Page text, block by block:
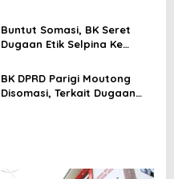
Buntut Somasi, BK Seret
Dugaan Etik Selpina Ke
BK DPRD Parigi Moutong
Disomasi, Terkait Dugaan